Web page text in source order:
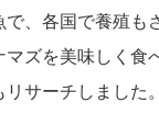
、各国で養殖も
ズを美味しく食
サーチしました。